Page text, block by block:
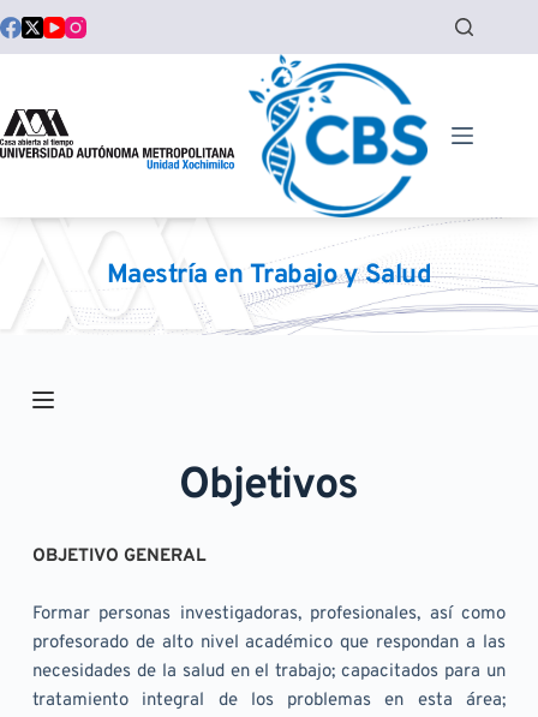
al
contenido
Maestría en Trabajo y Salud
Objetivos
OBJETIVO GENERAL
Formar personas investigadoras, profesionales, así como
profesorado de alto nivel académico que respondan a las
necesidades de la salud en el trabajo; capacitados para un
tratamiento integral de los problemas en esta área;